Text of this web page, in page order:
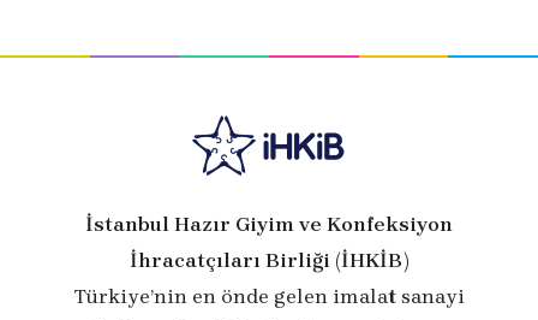
İstanbul Hazır Giyim ve Konfeksiyon
İhracatçıları Birliği (İHKİB)
Türkiye’nin en önde gelen imalat sanayi